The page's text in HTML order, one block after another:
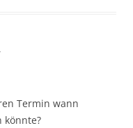
Termin wann
könnte?